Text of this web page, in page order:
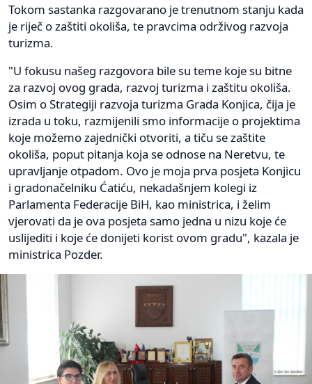
Tokom sastanka razgovarano je trenutnom stanju kada
je riječ o zaštiti okoliša, te pravcima održivog razvoja
turizma.
"U fokusu našeg razgovora bile su teme koje su bitne
za razvoj ovog grada, razvoj turizma i zaštitu okoliša.
Osim o Strategiji razvoja turizma Grada Konjica, čija je
izrada u toku, razmijenili smo informacije o projektima
koje možemo zajednički otvoriti, a tiču se zaštite
okoliša, poput pitanja koja se odnose na Neretvu, te
upravljanje otpadom. Ovo je moja prva posjeta Konjicu
i gradonačelniku Ćatiću, nekadašnjem kolegi iz
Parlamenta Federacije BiH, kao ministrica, i želim
vjerovati da je ova posjeta samo jedna u nizu koje će
uslijediti i koje će donijeti korist ovom gradu", kazala je
ministrica Pozder.